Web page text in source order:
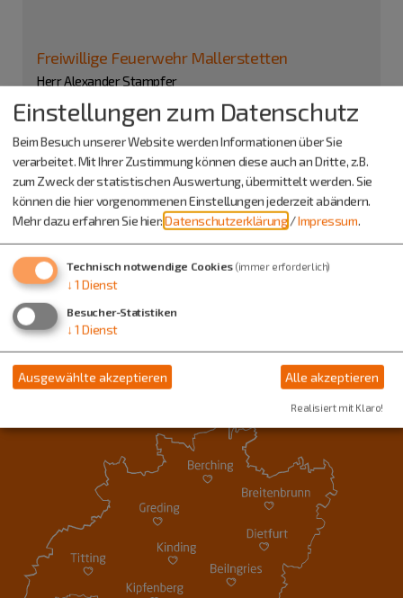
Freiwillige Feuerwehr Mallerstetten
Herr Alexander Stampfer
Mallerstetten 35
92345 Dietfurt
08464 6427161 0171 2379158
Einstellungen zum Datenschutz
Beim Besuch unserer Website werden Informationen über Sie
verarbeitet. Mit Ihrer Zustimmung können diese auch an Dritte, z.B.
zum Zweck der statistischen Auswertung, übermittelt werden. Sie
können die hier vorgenommenen Einstellungen jederzeit abändern.
Mehr dazu erfahren Sie hier:Datenschutzerklärung /Impressum.
Technisch notwendige Cookies (immer erforderlich)
↓ 1 Dienst
Besucher-Statistiken
↓ 1 Dienst
Ausgewählte akzeptieren Alle akzeptieren
Realisiert mit Klaro!